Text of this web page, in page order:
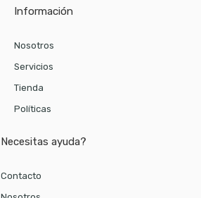
Información
Nosotros
Servicios
Tienda
Políticas
Necesitas ayuda?
Contacto